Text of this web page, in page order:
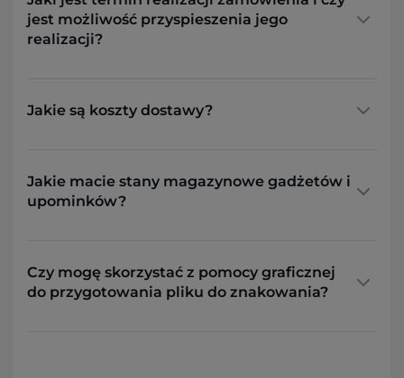
jest możliwość przyspieszenia jego
realizacji?
Jakie są koszty dostawy?
Jakie macie stany magazynowe gadżetów i
upominków?
Czy mogę skorzystać z pomocy graficznej
do przygotowania pliku do znakowania?